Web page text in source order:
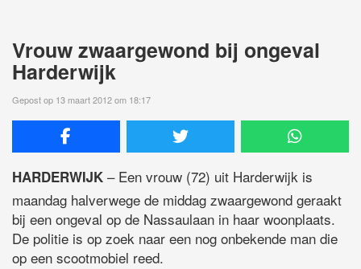
Vrouw zwaargewond bij ongeval
Harderwijk
Gepost op 13 maart 2012 om 18:17
HARDERWIJK – Een vrouw (72) uit Harderwijk is
maandag halverwege de middag zwaargewond geraakt
bij een ongeval op de Nassaulaan in haar woonplaats.
De politie is op zoek naar een nog onbekende man die
op een scootmobiel reed.